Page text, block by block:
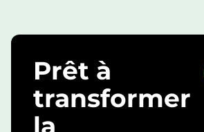
Prêt à
transformer
la